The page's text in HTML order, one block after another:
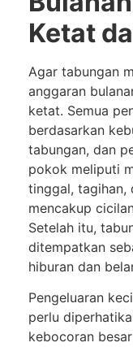
Ketat
Agar tabungan
anggaran
ketat. Semua
berdasarkan
tabungan, dan
pokok meliputi
tinggal, tagihan,
mencakup
Setelah itu,
ditempatkan
hiburan dan
Pengeluaran
perlu
kebocoran